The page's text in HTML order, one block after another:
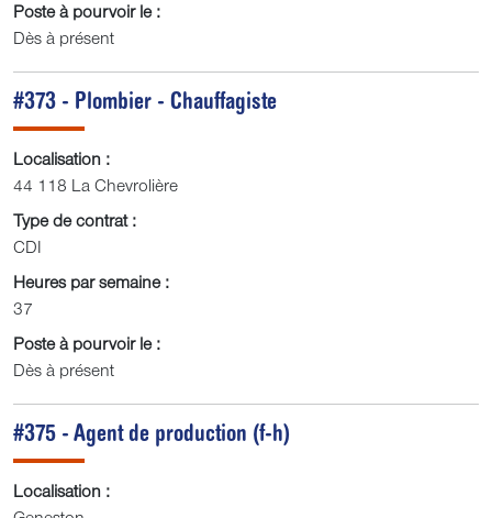
Poste à pourvoir le :
Dès à présent
#373 - Plombier - Chauffagiste
Localisation :
44 118 La Chevrolière
Type de contrat :
CDI
Heures par semaine :
37
Poste à pourvoir le :
Dès à présent
#375 - Agent de production (f-h)
Localisation :